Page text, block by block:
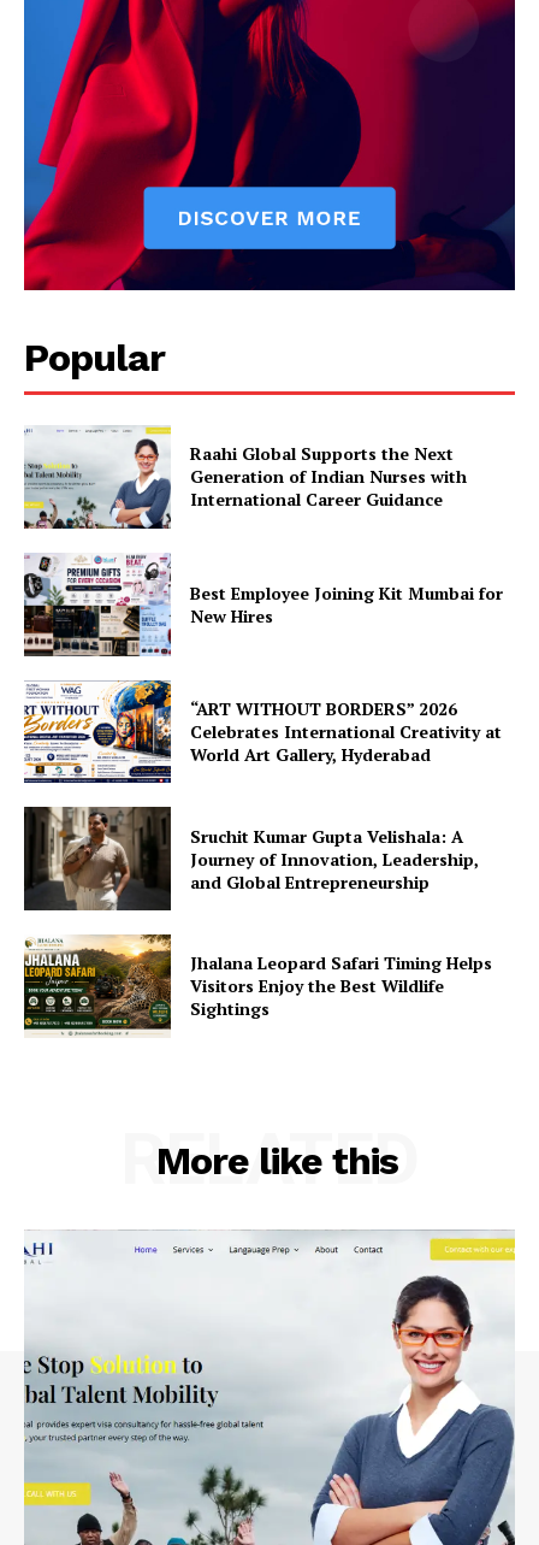
Popular
Raahi Global Supports the Next
Generation of Indian Nurses with
International Career Guidance
Best Employee Joining Kit Mumbai for
New Hires
“ART WITHOUT BORDERS” 2026
Celebrates International Creativity at
World Art Gallery, Hyderabad
Sruchit Kumar Gupta Velishala: A
Journey of Innovation, Leadership,
and Global Entrepreneurship
Jhalana Leopard Safari Timing Helps
Visitors Enjoy the Best Wildlife
Sightings
More like this
RELATED